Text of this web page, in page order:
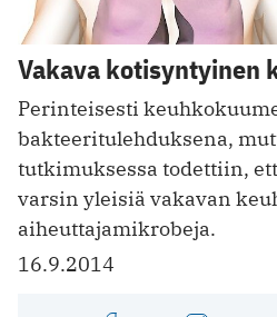
Vakava kotisyntyinen
Perinteisesti
bakteeritulehduksena,
tutkimuksessa todettiin,
varsin yleisiä vakavan
aiheuttajamikrobeja.
16.9.2014